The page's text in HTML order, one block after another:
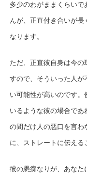
多少のわがままくらいで
んが、正直付き合いが
なります。
ただ、正直彼自身は今の
すので、そういった人が
い可能性が高いのです
いるような彼の場合であ
の間だけ人の悪口を言わ
に、ストレートに伝える
彼の愚痴なりが、あな